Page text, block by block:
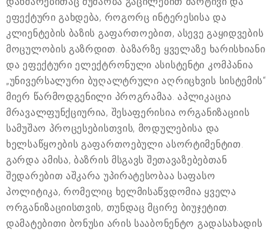
ეფექტური გახდება, როგორც ინტერესისა და
კლიენტების ბაზის გაფართოებით, ასევე გაყიდვების
მოცულობის გაზრდით. ბაზარზე ყველაზე ხარისხიანი
და ეფექტური ელექტრონული ასისტენტი კომპანია
„უნივერსალური ბუღალტრული აღრიცხვის სისტემის“
მიერ წარმოდგენილი პროგრამაა. აპლიკაცია
მრავალფუნქციურია, შესაფერისია ორგანიზაციის
სამუშაო პროცესებისთვის, მოდულებისა და
ხელსაწყოების გაფართოებული ასორტიმენტით.
გარდა ამისა, ბაზრის მსგავს შეთავაზებებთან
შედარებით აშკარა უპირატესობაა საფასო
პოლიტიკა, რომელიც ხელმისაწვდომია ყველა
ორგანიზაციისთვის, თუნდაც მცირე ბიუჯეტით.
დამატებითი ბონუსი არის სააბონენტო გადასახადის